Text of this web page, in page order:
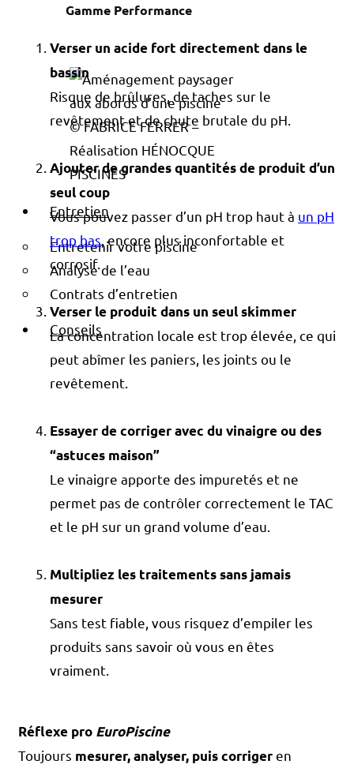
Gamme Performance
© FABRICE FERRER –
Réalisation HÉNOCQUE
PISCINES
Entretien
Entretenir votre piscine
Analyse de l’eau
Contrats d’entretien
Conseils
Verser un acide fort directement dans le
bassin
Risque de brûlures, de taches sur le
revêtement et de chute brutale du pH.
Ajouter de grandes quantités de produit d’un
seul coup
Vous pouvez passer d’un pH trop haut à un pH
trop bas , encore plus inconfortable et
corrosif.
Verser le produit dans un seul skimmer
La concentration locale est trop élevée, ce qui
peut abîmer les paniers, les joints ou le
revêtement.
Essayer de corriger avec du vinaigre ou des
“astuces maison”
Le vinaigre apporte des impuretés et ne
permet pas de contrôler correctement le TAC
et le pH sur un grand volume d’eau.
Multipliez les traitements sans jamais
mesurer
Sans test fiable, vous risquez d’empiler les
produits sans savoir où vous en êtes
vraiment.
Réflexe pro EuroPiscine
Toujours mesurer, analyser, puis corrigeren